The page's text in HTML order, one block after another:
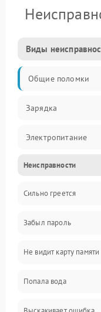
Виды
Общие поломки
Зарядка
Электропитание
Экран и
Дисплей
Экран (дисплей)
Связь
Разговор
Неисправности
Сильно греется
Забыл пароль
Не видит карту памяти
Попала вода